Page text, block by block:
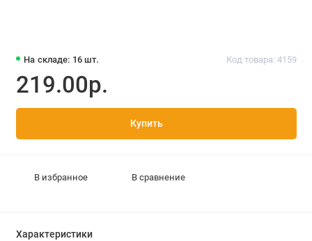
На складе: 16 шт. Код товара: 4159
219.00р.
Купить
В избранное В сравнение
Характеристики